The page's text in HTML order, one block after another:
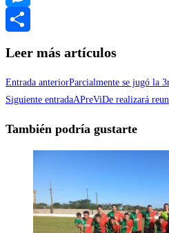
Messenger
Leer más artículos
Entrada anteriorParcialmente se jugó la
Siguiente entradaAPreViDe realizará
También podría gustarte